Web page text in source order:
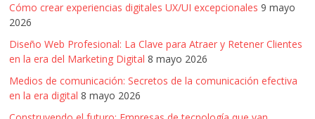
Cómo crear experiencias digitales UX/UI excepcionales 9 mayo
2026
Diseño Web Profesional: La Clave para Atraer y Retener Clientes
en la era del Marketing Digital 8 mayo 2026
Medios de comunicación: Secretos de la comunicación efectiva
en la era digital 8 mayo 2026